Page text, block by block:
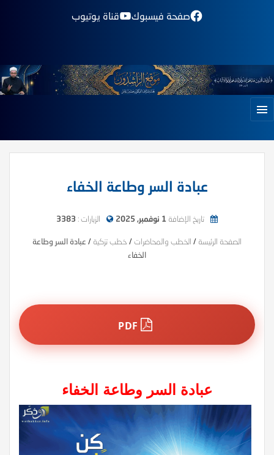
صفحة فيسبوك قناة يوتيوب
عبادة السر وطاعة الخفاء
تاريخ الإضافة 1 نوفمبر, 2025 الزيارات : 3383
الصفحة الرئيسة / الخطب والمحاضرات/ خطب تزكية / عبادة السر وطاعة
الخفاء
عبادة السر وطاعة الخفاء